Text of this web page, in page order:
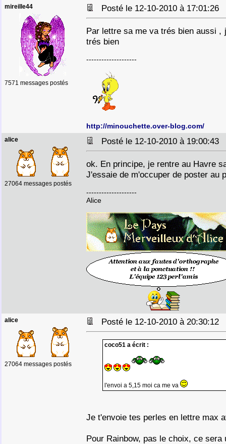
mireille44
7571 messages postés
Posté le 12-10-2010 à 17:01:26
Par lettre sa me va trés bien aussi
trés bien
--------------------
http://minouchette.over-blog.com/
alice
27064 messages postés
Posté le 12-10-2010 à 19:00:43
ok. En principe, je rentre au Havre
J'essaie de m'occuper de poster au
--------------------
Alice
alice
27064 messages postés
Posté le 12-10-2010 à 20:30:12
coco51 a écrit :
l'envoi a 5,15 moi ca me va
Je t'envoie tes perles en lettre max
Pour Rainbow, pas le choix, ce